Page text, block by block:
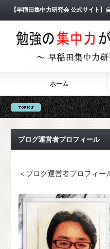
【早稲田集中力研究会 公式サイト
ホーム
ブログ運営者プロフィール
＜ブログ運営者プロフィー